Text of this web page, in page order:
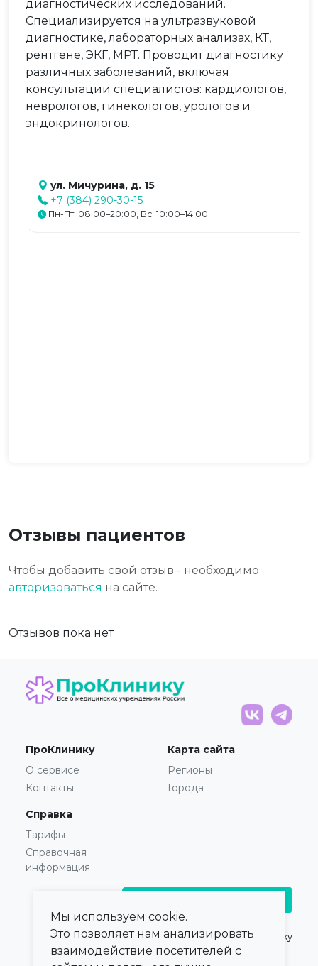
диагностических исследований.
Специализируется на ультразвуковой
диагностике, лабораторных анализах, КТ,
рентгене, ЭКГ, МРТ. Проводит диагностику
различных заболеваний, включая
консультации специалистов: кардиологов,
неврологов, гинекологов, урологов и
эндокринологов.
ул. Мичурина, д. 15
+7 (384) 290-30-15
Пн-Пт: 08:00–20:00, Вс: 10:00–14:00
Отзывы пациентов
Чтобы добавить свой отзыв - необходимо
авторизоваться на сайте.
Отзывов пока нет
ПроКлинику
О сервисе
Контакты
Карта сайта
Регионы
Города
Справка
Тарифы
Справочная
информация
© 2021 — 2026,ПроКлинику
Мы используем cookie.
Это позволяет нам анализировать
взаимодействие посетителей с